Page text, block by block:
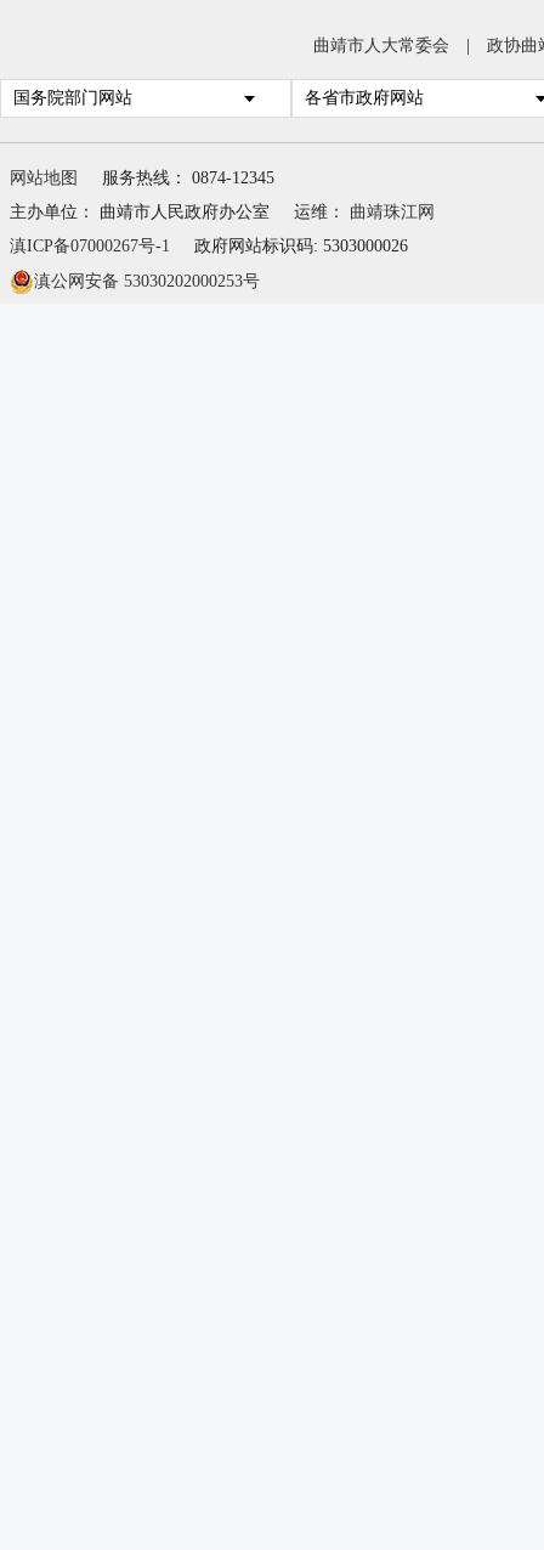
曲靖市人大常委会 政协曲
国务院部门网站 各省市政府网站
网站地图
服务热线： 0874-12345
主办单位： 曲靖市人民政府办公室
运维： 曲靖珠江网
滇ICP备07000267号-1
政府网站标识码: 5303000026
滇公网安备 53030202000253号